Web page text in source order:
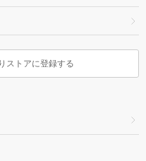
ストアに登録する